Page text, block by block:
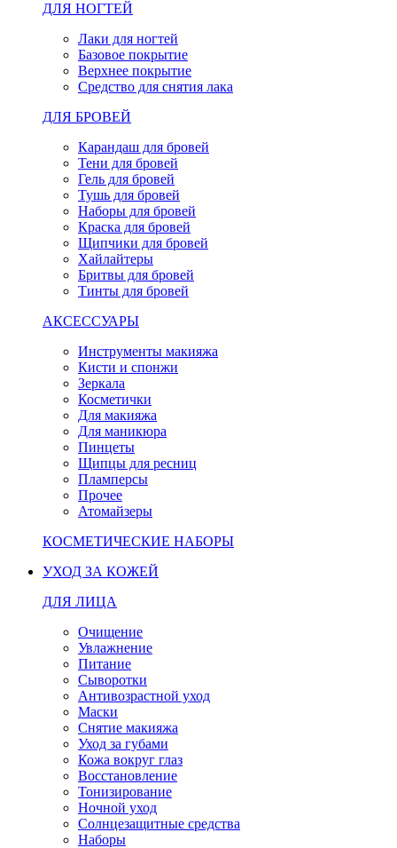
ДЛЯ НОГТЕЙ
Лаки для ногтей
Базовое покрытие
Верхнее покрытие
Средство для снятия лака
ДЛЯ БРОВЕЙ
Карандаш для бровей
Тени для бровей
Гель для бровей
Тушь для бровей
Наборы для бровей
Краска для бровей
Щипчики для бровей
Хайлайтеры
Бритвы для бровей
Тинты для бровей
АКСЕССУАРЫ
Инструменты макияжа
Кисти и спонжи
Зеркала
Косметички
Для макияжа
Для маникюра
Пинцеты
Щипцы для ресниц
Пламперсы
Прочее
Атомайзеры
КОСМЕТИЧЕСКИЕ НАБОРЫ
УХОД ЗА КОЖЕЙ
ДЛЯ ЛИЦА
Очищение
Увлажнение
Питание
Сыворотки
Антивозрастной уход
Маски
Снятие макияжа
Уход за губами
Кожа вокруг глаз
Восстановление
Тонизирование
Ночной уход
Солнцезащитные средства
Наборы